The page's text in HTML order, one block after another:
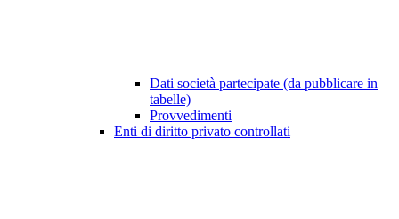
Dati società partecipate (da pubblicare in
tabelle)
Provvedimenti
Enti di diritto privato controllati